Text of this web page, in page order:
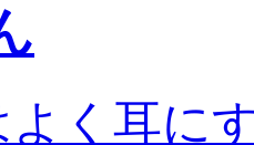
く耳に